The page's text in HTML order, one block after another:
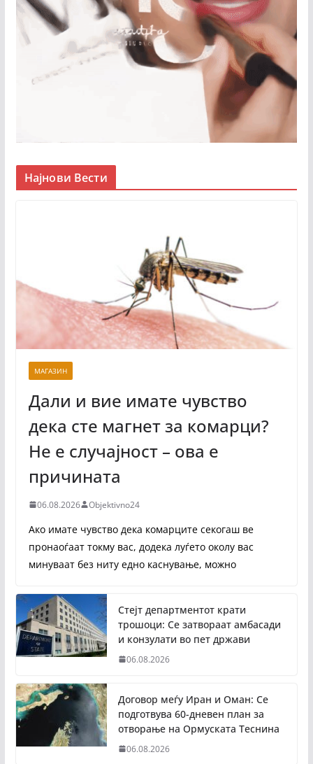
Најнови Вести
МАГАЗИН
Дали и вие имате чувство
дека сте магнет за комарци?
Не е случајност – ова е
причината
06.08.2026 Objektivno24
Ако имате чувство дека комарците секогаш ве
пронаоѓаат токму вас, додека луѓето околу вас
минуваат без ниту едно каснување, можно
Стејт департментот крати
трошоци: Се затвораат амбасади
и конзулати во пет држави
06.08.2026
Договор меѓу Иран и Оман: Се
подготвува 60-дневен план за
отворање на Ормуската Теснина
06.08.2026